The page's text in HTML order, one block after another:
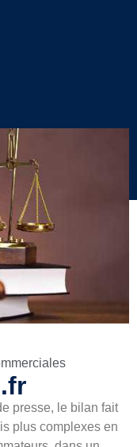
presse, le bilan fait
plus complexes en